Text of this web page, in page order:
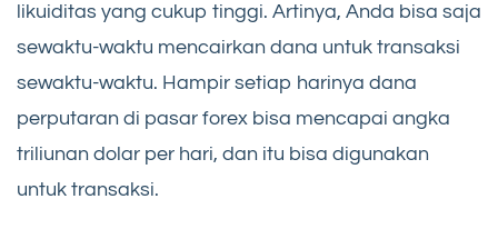
likuiditas yang cukup tinggi. Artinya, Anda bisa saja
sewaktu-waktu mencairkan dana untuk transaksi
sewaktu-waktu. Hampir setiap harinya dana
perputaran di pasar forex bisa mencapai angka
triliunan dolar per hari, dan itu bisa digunakan
untuk transaksi.